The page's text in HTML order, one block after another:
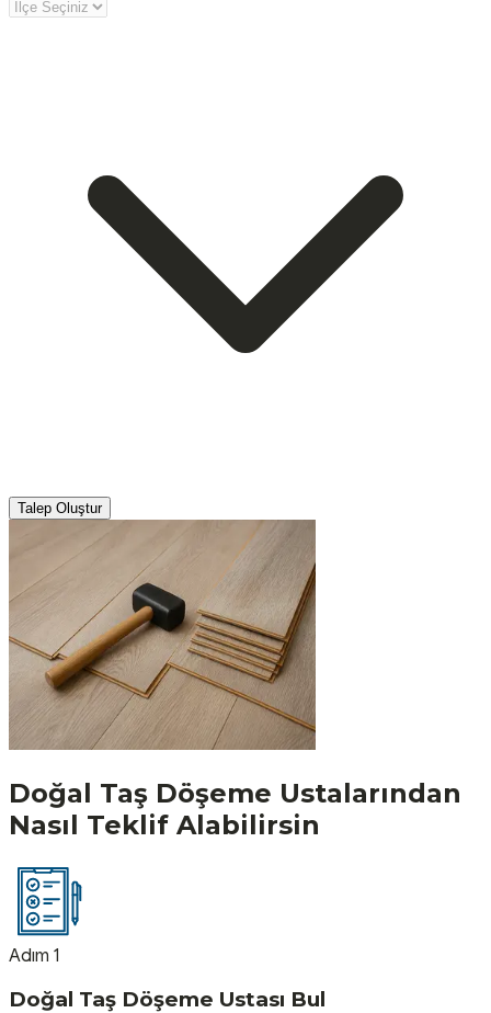
Talep Oluştur
Doğal Taş Döşeme Ustalarından
Nasıl Teklif Alabilirsin
Adım 1
Doğal Taş Döşeme Ustası Bul